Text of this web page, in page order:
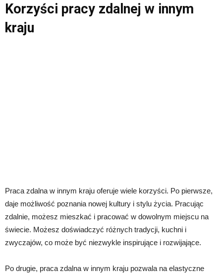
Korzyści pracy zdalnej w innym
kraju
Praca zdalna w innym kraju oferuje wiele korzyści. Po pierwsze,
daje możliwość poznania nowej kultury i stylu życia. Pracując
zdalnie, możesz mieszkać i pracować w dowolnym miejscu na
świecie. Możesz doświadczyć różnych tradycji, kuchni i
zwyczajów, co może być niezwykle inspirujące i rozwijające.
Po drugie, praca zdalna w innym kraju pozwala na elastyczne